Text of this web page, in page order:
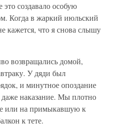
создавало особую
Когда в жаркий июльский
кажется, что я снова слышу
возвращались домой,
У дяди был
и минутное опоздание
даже наказание. Мы плотно
или на примыкавшую к
к тете.